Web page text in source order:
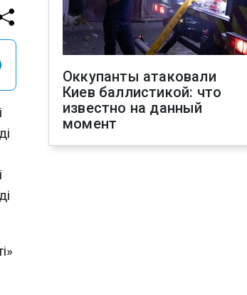
Оккупанты атаковали
Киев баллистикой: что
известно на данный
момент